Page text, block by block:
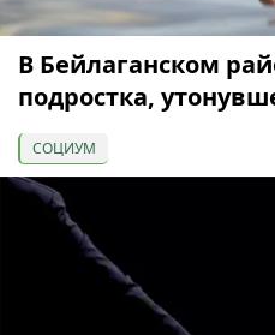
В Бейлаганском
подростка,
СОЦИУМ